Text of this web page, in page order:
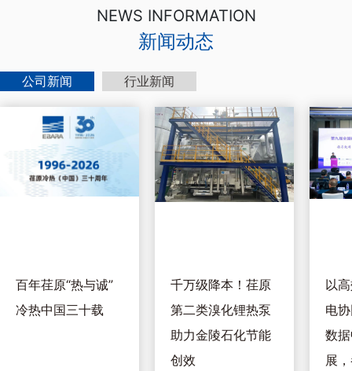
NEWS INFORMATION
新闻动态
公司新闻 行业新闻
百年荏原“热与诚”
冷热中国三十载
千万级降本！荏原
第二类溴化锂热泵
助力金陵石化节能
创效
以
电
数
展